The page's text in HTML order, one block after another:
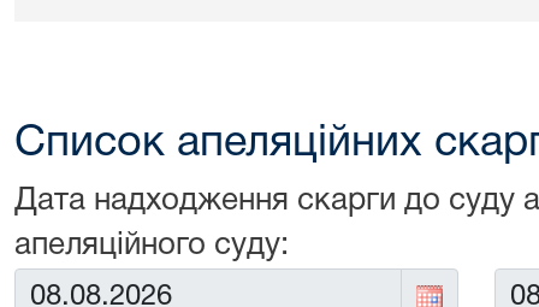
Список апеляційних
Дата надходження скарги до суду
апеляційного суду:
Від: До: